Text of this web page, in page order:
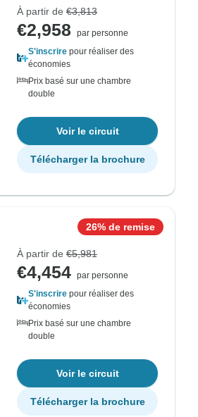
À partir de €3,813
€2,958
par personne
S'inscrire pour réaliser des
économies
Prix basé sur une chambre
double
Voir le circuit
Télécharger la brochure
26% de remise
À partir de €5,981
€4,454 par personne
S'inscrire pour réaliser des
économies
Prix basé sur une chambre
double
Voir le circuit
Télécharger la brochure